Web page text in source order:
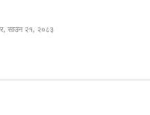
साउन २१, २०८३